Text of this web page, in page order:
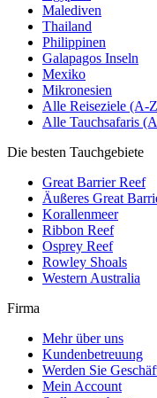
Malediven
Thailand
Philippinen
Galapagos Inseln
Mexiko
Mikronesien
Alle Reiseziele (A-
Alle Tauchsafaris
Die besten Tauchgebiete
Great Barrier Reef
Äußeres Great
Korallenmeer
Ribbon Reef
Osprey Reef
Rowley Shoals
Western Australia
Firma
Mehr über uns
Kundenbetreuung
Werden Sie
Mein Account